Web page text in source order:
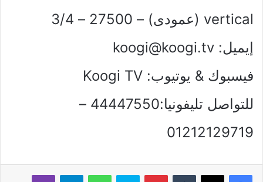
vertical (عمودى) – 27500 – 3/4
إيميل: koogi@koogi.tv
فيسبوك & يوتيوب: Koogi TV
للتواصل تليفونيا:44447550 –
01212129719
بينتيريستسكايب واتساب تيلقرام ڤايبر